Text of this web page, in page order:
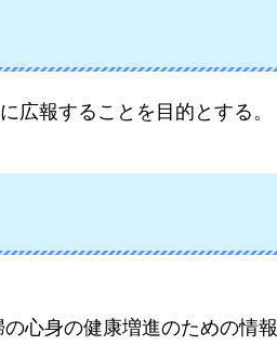
広報することを目的とする。
心身の健康増進のための情報